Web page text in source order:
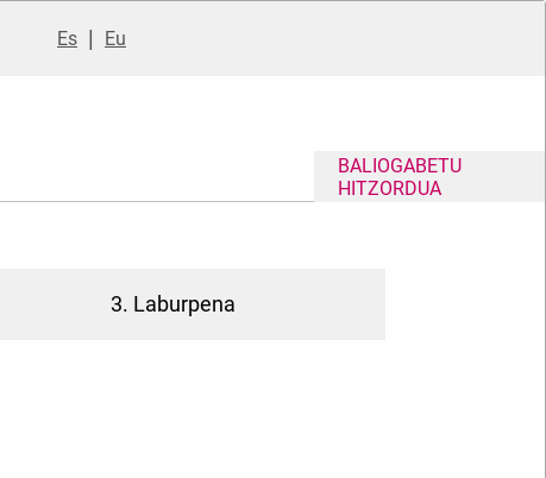
Es Eu
BALIOGABETU
HITZORDUA
3. Laburpena